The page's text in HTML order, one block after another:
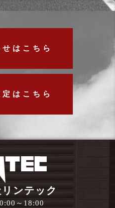
はこちら
はこちら
ンテック
～18:00